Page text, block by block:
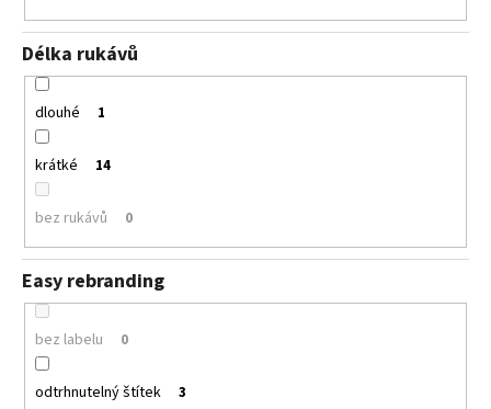
Délka rukávů
dlouhé 1
krátké 14
bez rukávů 0
Easy rebranding
bez labelu 0
odtrhnutelný štítek 3